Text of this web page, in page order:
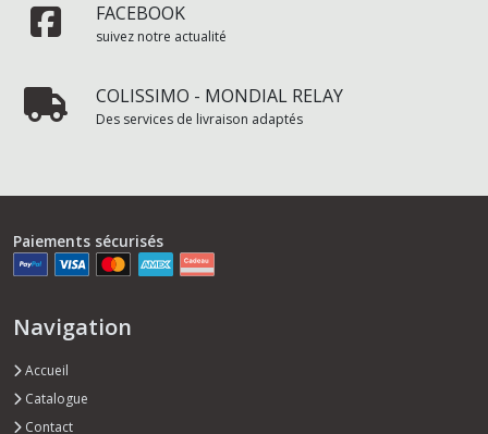
FACEBOOK
suivez notre actualité
COLISSIMO - MONDIAL RELAY
Des services de livraison adaptés
Paiements sécurisés
Navigation
Accueil
Catalogue
Contact